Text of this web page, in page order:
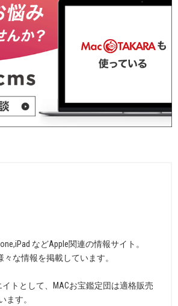
などApple関連の情報サイト。
々な情報を掲載しています。
トとして、MACお宝鑑定団は適格販売
ます。